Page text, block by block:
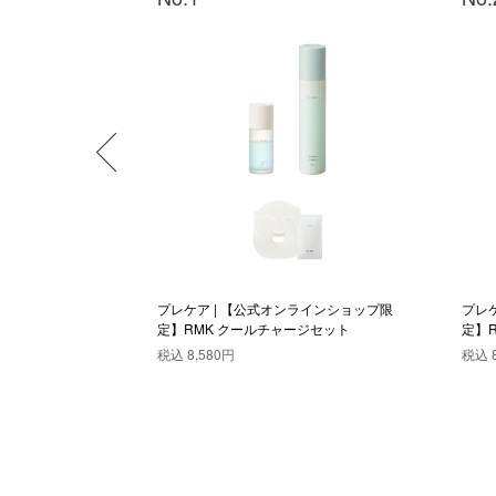
プレケア | 【公式オンラインショップ限
定】RMK クールチャージセット
税込 8,580円
プレ
定】
デュ
税込